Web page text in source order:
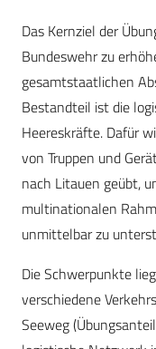
Das Kernziel der
Bundeswehr zu
gesamtstaatlichen
Bestandteil ist die
Heereskräfte. Dafür
von Truppen und
nach Litauen geübt,
multinationalen
unmittelbar zu
Die Schwerpunkte
verschiedene
Seeweg